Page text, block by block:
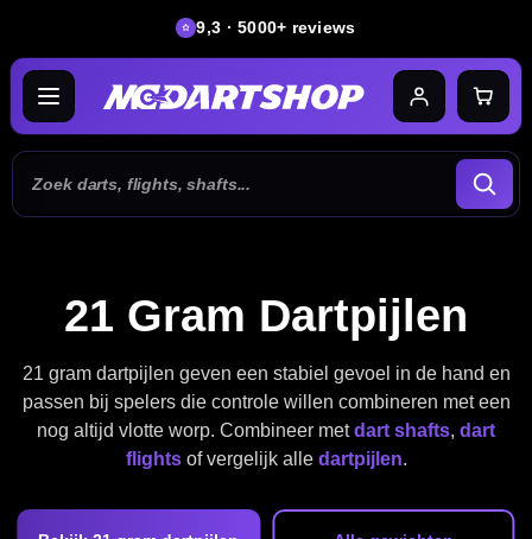
9,3 · 5000+ reviews
21 Gram Dartpijlen
21 gram dartpijlen geven een stabiel gevoel in de hand en
passen bij spelers die controle willen combineren met een
nog altijd vlotte worp. Combineer metdart shafts, dart
flightsof vergelijk alle dartpijlen.